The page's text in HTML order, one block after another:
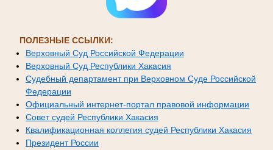
ПОЛЕЗНЫЕ ССЫЛКИ:
Верховный Суд Российской Федерации
Верховный Суд Республики Хакасия
Судебный департамент при Верховном Суде Российской
Федерации
Официальный интернет-портал правовой информации
Совет судей Республики Хакасия
Квалификационная коллегия судей Республики Хакасия
Президент России